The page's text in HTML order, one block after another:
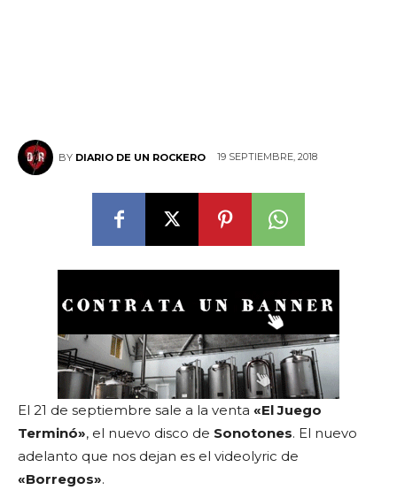
BY DIARIO DE UN ROCKERO 19 SEPTIEMBRE, 2018
El 21 de septiembre sale a la venta «El Juego
Terminó», el nuevo disco de Sonotones. El nuevo
adelanto que nos dejan es el videolyric de
«Borregos».